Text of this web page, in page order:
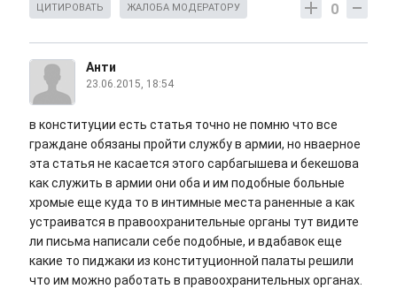
0
ЦИТИРОВАТЬ ЖАЛОБА МОДЕРАТОРУ
Анти
23.06.2015, 18:54
в конституции есть статья точно не помню что все
граждане обязаны пройти службу в армии, но нваерное
эта статья не касается этого сарбагышева и бекешова
как служить в армии они оба и им подобные больные
хромые еще куда то в интимные места раненные а как
устраиватся в правоохранительные органы тут видите
ли письма написали себе подобные, и вдабавок еще
какие то пиджаки из конституционной палаты решили
что им можно работать в правоохранительных органах.